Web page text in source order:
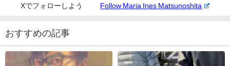
Xでフォローしよう Follow Maria Ines Matsunoshita
おすすめの記事